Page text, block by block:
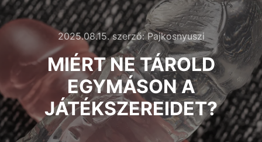
2025.08.15.szerző:Pajkosnyuszi
MIÉRT NE TÁROLD
EGYMÁSON A
JÁTÉKSZEREIDET?